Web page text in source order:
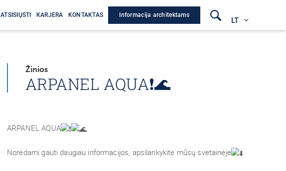
ATSISIŲSTI KARJERA KONTAKTAS Informacija architektams
LT
Žinios
ARPANEL AQUA❗🌊
ARPANEL AQUA
Norėdami gauti daugiau informacijos, apsilankykite mūsų svetainėje